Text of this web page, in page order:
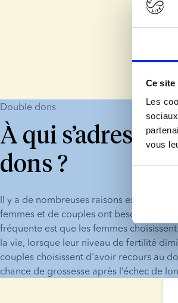
Ce site
Les
vous
Double dons
À qui
dons ?
Il y a de nombreuses raisons expliquant
femmes et de couples ont besoin de
fréquente est que les femmes
la vie, lorsque leur niveau de fertilité
couples choisissent d'avoir recours au
chance de grossesse après l’échec de